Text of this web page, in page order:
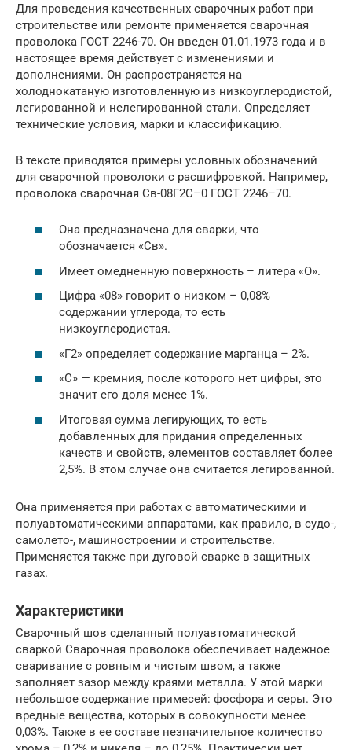
Для проведения качественных сварочных работ при
строительстве или ремонте применяется сварочная
проволока ГОСТ 2246-70. Он введен 01.01.1973 года и в
настоящее время действует с изменениями и
дополнениями. Он распространяется на
холоднокатаную изготовленную из низкоуглеродистой,
легированной и нелегированной стали. Определяет
технические условия, марки и классификацию.
В тексте приводятся примеры условных обозначений
для сварочной проволоки с расшифровкой. Например,
проволока сварочная Св-08Г2С–0 ГОСТ 2246–70.
Она предназначена для сварки, что
обозначается «Св».
Имеет омедненную поверхность – литера «О».
Цифра «08» говорит о низком – 0,08%
содержании углерода, то есть
низкоуглеродистая.
«Г2» определяет содержание марганца – 2%.
«С» — кремния, после которого нет цифры, это
значит его доля менее 1%.
Итоговая сумма легирующих, то есть
добавленных для придания определенных
качеств и свойств, элементов составляет более
2,5%. В этом случае она считается легированной.
Она применяется при работах с автоматическими и
полуавтоматическими аппаратами, как правило, в судо-,
самолето-, машиностроении и строительстве.
Применяется также при дуговой сварке в защитных
газах.
Характеристики
Сварочный шов сделанный полуавтоматической
сваркой Сварочная проволока обеспечивает надежное
сваривание с ровным и чистым швом, а также
заполняет зазор между краями металла. У этой марки
небольшое содержание примесей: фосфора и серы. Это
вредные вещества, которых в совокупности менее
0,03%. Также в ее составе незначительное количество